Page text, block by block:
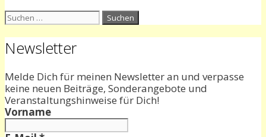
Suchen
Newsletter
Melde Dich für meinen Newsletter an und verpasse
keine neuen Beiträge, Sonderangebote und
Veranstaltungshinweise für Dich!
Vorname